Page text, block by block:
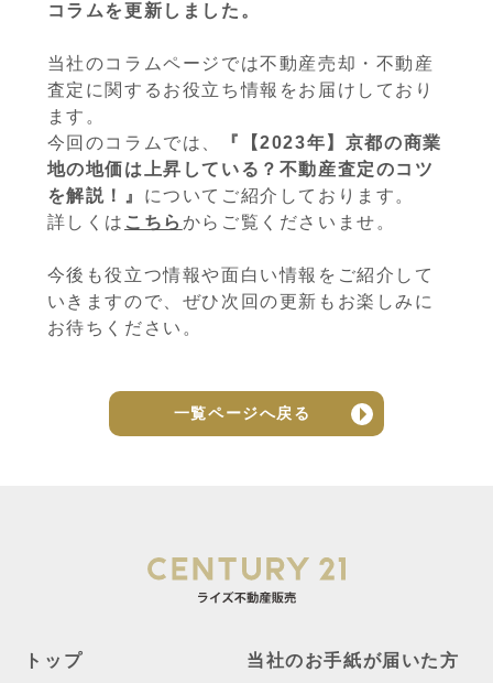
コラムを更新しました。
当社のコラムページでは不動産売却・不動産
査定に関するお役立ち情報をお届けしており
ます。
今回のコラムでは、
『【2023年】京都の商業
地の地価は上昇している？不動産査定のコツ
を解説！』 についてご紹介しております。
詳しくは こちら からご覧くださいませ。
今後も役立つ情報や面白い情報をご紹介して
いきますので、ぜひ次回の更新もお楽しみに
お待ちください。
一覧ページへ戻る
トップ
当社のお手紙が届いた方